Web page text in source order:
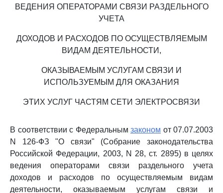
ВЕДЕНИЯ ОПЕРАТОРАМИ СВЯЗИ РАЗДЕЛЬНОГО
УЧЕТА
ДОХОДОВ И РАСХОДОВ ПО ОСУЩЕСТВЛЯЕМЫМ
ВИДАМ ДЕЯТЕЛЬНОСТИ,
ОКАЗЫВАЕМЫМ УСЛУГАМ СВЯЗИ И
ИСПОЛЬЗУЕМЫМ ДЛЯ ОКАЗАНИЯ
ЭТИХ УСЛУГ ЧАСТЯМ СЕТИ ЭЛЕКТРОСВЯЗИ
В соответствии с Федеральным законом от 07.07.2003
N 126-ФЗ "О связи" (Собрание законодательства
Российской Федерации, 2003, N 28, ст. 2895) в целях
ведения операторами связи раздельного учета
доходов и расходов по осуществляемым видам
деятельности, оказываемым услугам связи и